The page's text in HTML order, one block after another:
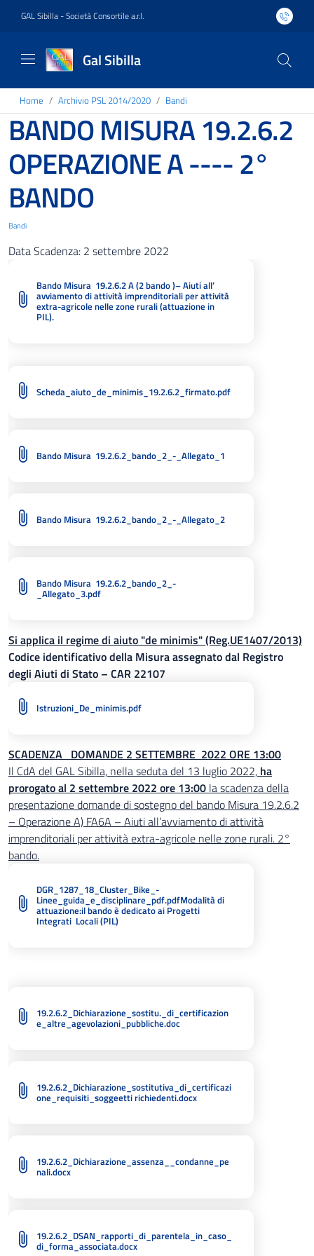
GAL Sibilla - Società Consortile a.r.l.
Gal Sibilla
Home Archivio PSL 2014/2020 Bandi
BANDO MISURA 19.2.6.2
OPERAZIONE A ---- 2°
BANDO
Bandi
Data Scadenza: 2 settembre 2022
Bando Misura 19.2.6.2 A (2 bando )– Aiuti all’
avviamento di attività imprenditoriali per attività
extra-agricole nelle zone rurali (attuazione in
PIL).
Scheda_aiuto_de_minimis_19.2.6.2_firmato.pdf
Bando Misura 19.2.6.2_bando_2_-_Allegato_1
Bando Misura 19.2.6.2_bando_2_-_Allegato_2
Bando Misura 19.2.6.2_bando_2_-
_Allegato_3.pdf
Si applica il regime di aiuto "de minimis" (Reg.UE1407/2013)
Codice identificativo della Misura assegnato dal Registro
degli Aiuti di Stato – CAR 22107
Istruzioni_De_minimis.pdf
SCADENZA DOMANDE 2 SETTEMBRE 2022 ORE 13:00
Il CdA del GAL Sibilla, nella seduta del 13 luglio 2022, ha
prorogato al 2 settembre 2022 ore 13:00 la scadenza della
presentazione domande di sostegno del bando Misura 19.2.6.2
– Operazione A) FA6A – Aiuti all’avviamento di attività
imprenditoriali per attività extra-agricole nelle zone rurali. 2°
bando.
DGR_1287_18_Cluster_Bike_-
Linee_guida_e_disciplinare_pdf.pdfModalità di
attuazione:il bando è dedicato ai Progetti
Integrati Locali (PIL)
19.2.6.2_Dichiarazione_sostitu._di_certificazion
e_altre_agevolazioni_pubbliche.doc
19.2.6.2_Dichiarazione_sostitutiva_di_certificazi
one_requisiti_soggeetti richiedenti.docx
19.2.6.2_Dichiarazione_assenza__condanne_pe
nali.docx
19.2.6.2_DSAN_rapporti_di_parentela_in_caso_
di_forma_associata.docx